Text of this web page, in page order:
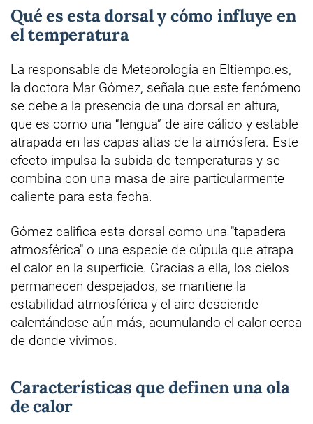
Qué es esta dorsal y cómo influye en
el temperatura
La responsable de Meteorología en Eltiempo.es,
la doctora Mar Gómez, señala que este fenómeno
se debe a la presencia de una dorsal en altura,
que es como una “lengua” de aire cálido y estable
atrapada en las capas altas de la atmósfera. Este
efecto impulsa la subida de temperaturas y se
combina con una masa de aire particularmente
caliente para esta fecha.
Gómez califica esta dorsal como una "tapadera
atmosférica" o una especie de cúpula que atrapa
el calor en la superficie. Gracias a ella, los cielos
permanecen despejados, se mantiene la
estabilidad atmosférica y el aire desciende
calentándose aún más, acumulando el calor cerca
de donde vivimos.
Características que definen una ola
de calor